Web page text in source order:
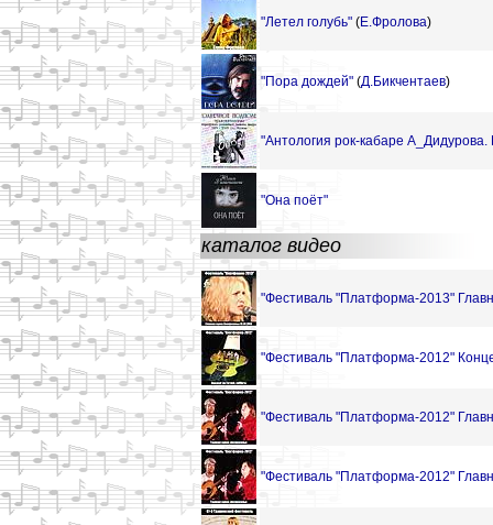
"Летел голубь" (Е.Фролова)
"Пора дождей" (Д.Бикчентаев)
"Антология рок-кабаре
"Она поёт"
каталог видео
"Фестиваль "Платформа-2013"
"Фестиваль "Платформа-2012"
"Фестиваль "Платформа-2012"
"Фестиваль "Платформа-2012"